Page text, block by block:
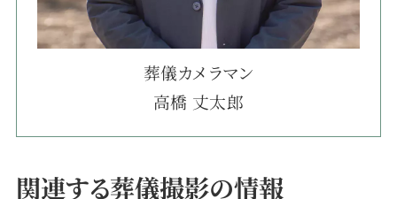
葬儀カメラマン
高橋 丈太郎
関連する葬儀撮影の情報